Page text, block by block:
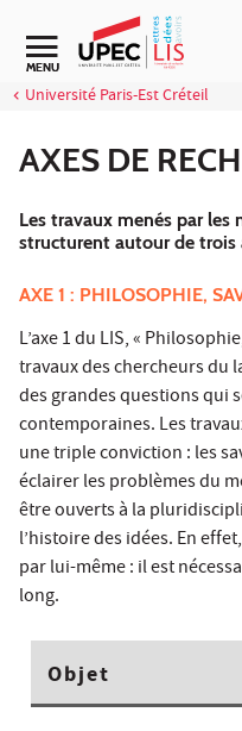
Aller au contenu
Navigation secondaire
MENU
Université Paris-Est Créteil
AXES DE
Les travaux menés par les
structurent autour de trois
AXE 1 : PHILOSOPHIE,
L’axe 1 du LIS, «
travaux des chercheurs du
des grandes questions qui
contemporaines. Les
une triple conviction : les
éclairer les problèmes du
être ouverts à la
l’histoire des idées. En
par lui-même : il est
long.
Objet